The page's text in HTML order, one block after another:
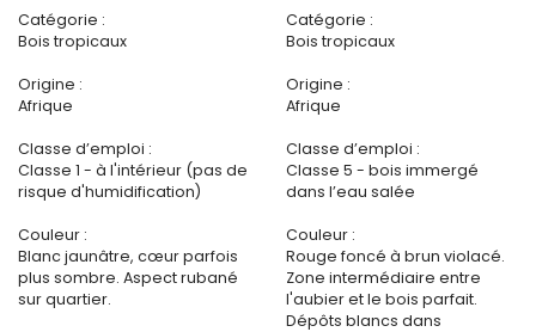
Catégorie :
Bois tropicaux
Origine :
Afrique
Classe d’emploi :
Classe 1 - à l'intérieur (pas de
risque d'humidification)
Couleur :
Blanc jaunâtre, cœur parfois
plus sombre. Aspect rubané
sur quartier.
Catégorie :
Bois tropicaux
Origine :
Afrique
Classe d’emploi :
Classe 5 - bois immergé
dans l’eau salée
Couleur :
Rouge foncé à brun violacé.
Zone intermédiaire entre
l'aubier et le bois parfait.
Dépôts blancs dans